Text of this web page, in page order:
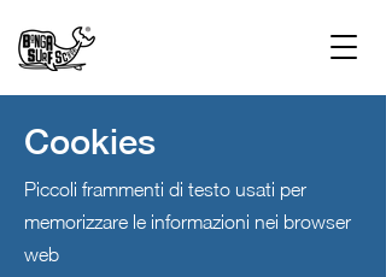
Cookies
Piccoli frammenti di testo usati per
memorizzare le informazioni nei browser
web